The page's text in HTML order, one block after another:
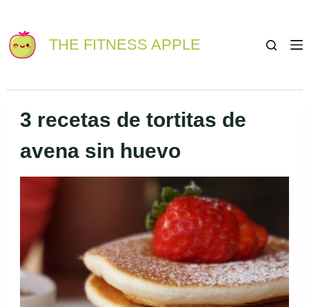
THE FITNESS APPLE
3 recetas de tortitas de
avena sin huevo